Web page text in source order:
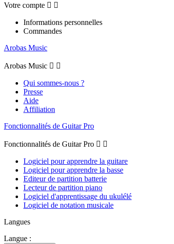
Votre compte  
Informations personnelles
Commandes
Arobas Music
Arobas Music  
Qui sommes-nous ?
Presse
Aide
Affiliation
Fonctionnalités de Guitar Pro
Fonctionnalités de Guitar Pro  
Logiciel pour apprendre la guitare
Logiciel pour apprendre la basse
Editeur de partition batterie
Lecteur de partition piano
Logiciel d'apprentissage du ukulélé
Logiciel de notation musicale
Langues
Langue :